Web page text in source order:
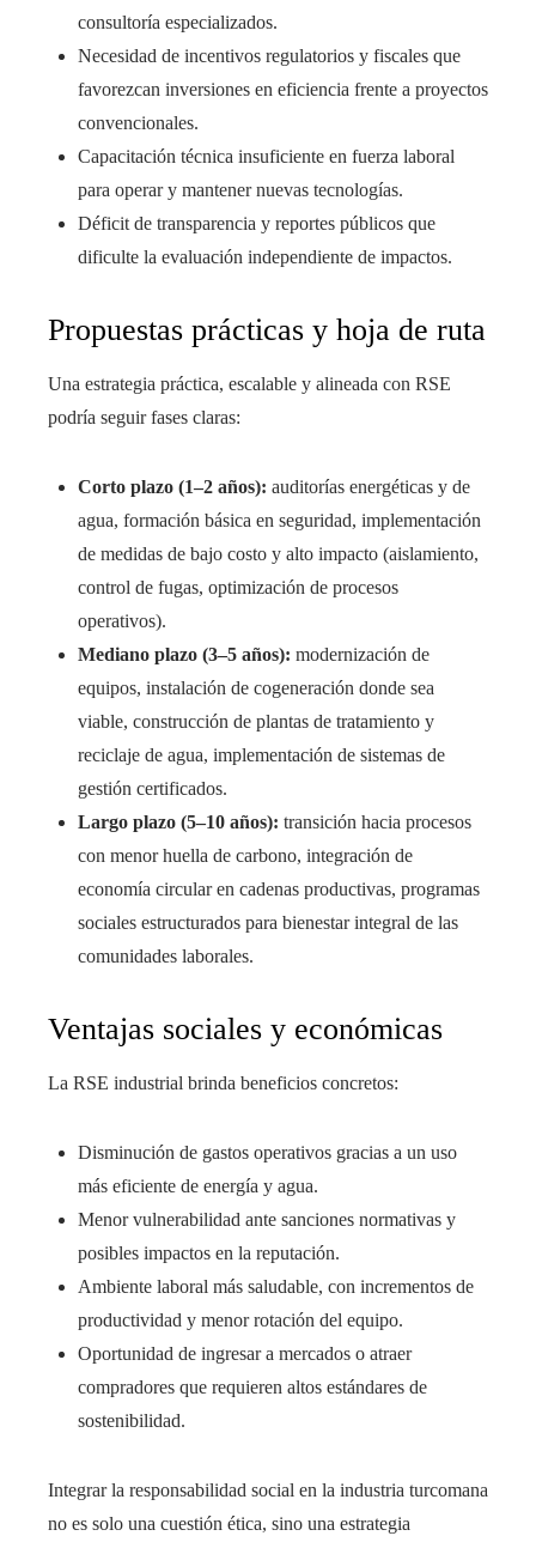
consultoría especializados.
Necesidad de incentivos regulatorios y fiscales que
favorezcan inversiones en eficiencia frente a proyectos
convencionales.
Capacitación técnica insuficiente en fuerza laboral
para operar y mantener nuevas tecnologías.
Déficit de transparencia y reportes públicos que
dificulte la evaluación independiente de impactos.
Propuestas prácticas y hoja de ruta
Una estrategia práctica, escalable y alineada con RSE
podría seguir fases claras:
Corto plazo (1–2 años): auditorías energéticas y de
agua, formación básica en seguridad, implementación
de medidas de bajo costo y alto impacto (aislamiento,
control de fugas, optimización de procesos
operativos).
Mediano plazo (3–5 años): modernización de
equipos, instalación de cogeneración donde sea
viable, construcción de plantas de tratamiento y
reciclaje de agua, implementación de sistemas de
gestión certificados.
Largo plazo (5–10 años): transición hacia procesos
con menor huella de carbono, integración de
economía circular en cadenas productivas, programas
sociales estructurados para bienestar integral de las
comunidades laborales.
Ventajas sociales y económicas
La RSE industrial brinda beneficios concretos:
Disminución de gastos operativos gracias a un uso
más eficiente de energía y agua.
Menor vulnerabilidad ante sanciones normativas y
posibles impactos en la reputación.
Ambiente laboral más saludable, con incrementos de
productividad y menor rotación del equipo.
Oportunidad de ingresar a mercados o atraer
compradores que requieren altos estándares de
sostenibilidad.
Integrar la responsabilidad social en la industria turcomana
no es solo una cuestión ética, sino una estrategia